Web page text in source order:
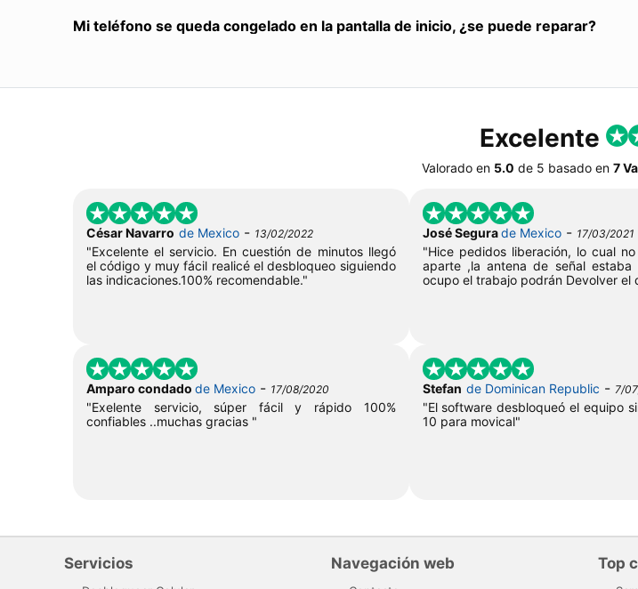
Mi teléfono se queda congelado en la pantalla de inicio, ¿se puede reparar?
Excelente
Valorado en 5.0 de 5 basado en 7
César Navarro de Mexico - 13/02/2022
"Excelente el servicio. En cuestión de minutos llegó
el código y muy fácil realicé el desbloqueo siguiendo
las indicaciones.100% recomendable."
José Segurade Mexico- 17/03/2021
"Hice pedidos liberación, lo cual
aparte ,la antena de señal estaba
ocupo el trabajo podrán Devolver el
Amparo condado de Mexico - 17/08/2020
"Exelente servicio, súper fácil y rápido 100%
confiables ..muchas gracias "
Stefan de Dominican Republic - 7/
"El software desbloqueó el equipo
10 para movical"
Servicios Navegación web Top